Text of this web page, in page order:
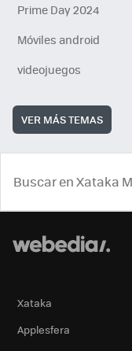
Prime Day 2024
Móviles android
videojuegos
VER MÁS TEMAS
Xataka
Applesfera